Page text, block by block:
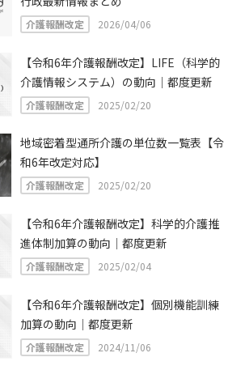
介護報酬改定 2026/04/06
【令和6年介護報酬改定】LIFE（科学的
介護情報システム）の動向｜都度更新
介護報酬改定 2025/02/20
地域密着型通所介護の単位数一覧表【令
和6年改定対応】
介護報酬改定 2025/02/20
【令和6年介護報酬改定】科学的介護推
進体制加算の動向｜都度更新
介護報酬改定 2025/02/04
【令和6年介護報酬改定】個別機能訓練
加算の動向｜都度更新
介護報酬改定 2024/11/06